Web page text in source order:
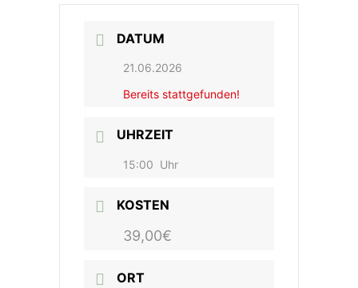
DATUM
21.06.2026
Bereits stattgefunden!
UHRZEIT
15:00 Uhr
KOSTEN
39,00€
ORT